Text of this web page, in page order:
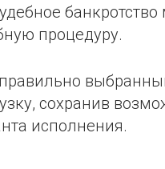
процедуру.
сохранив
исполнения.